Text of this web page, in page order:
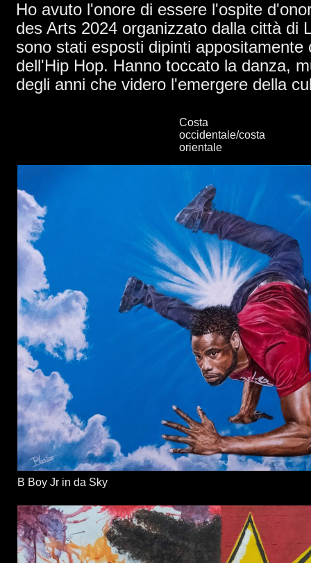
Ho avuto l'onore di essere l'ospite
des Arts 2024 organizzato dalla città di
sono stati esposti dipinti appositamente
dell'Hip Hop. Hanno toccato la danza,
degli anni che videro l'emergere della
Costa
occidentale/costa
orientale
B Boy Jr in da Sky